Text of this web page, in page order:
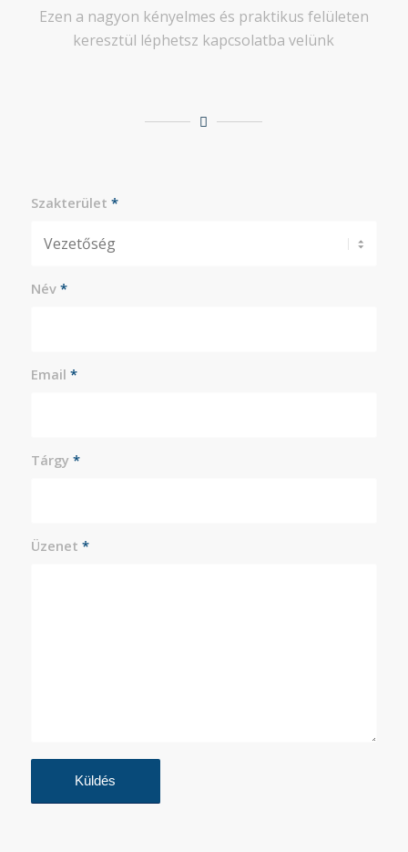
Ezen a nagyon kényelmes és praktikus felületen
keresztül léphetsz kapcsolatba velünk
Szakterület *
Név *
Email *
Tárgy *
Üzenet *